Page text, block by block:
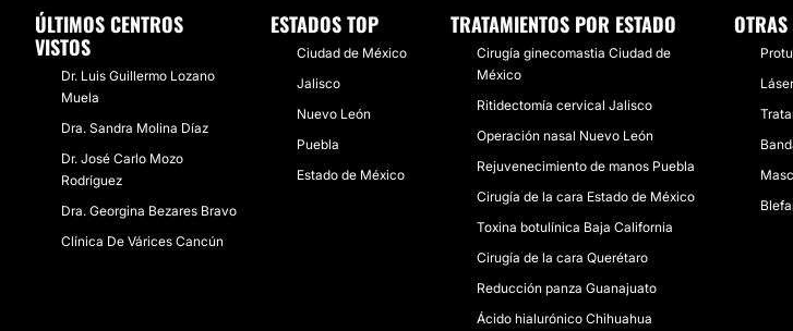
ÚLTIMOS CENTROS
VISTOS
Dr. Luis Guillermo Lozano
Muela
Dra. Sandra Molina Díaz
Dr. José Carlo Mozo
Rodríguez
Dra. Georgina Bezares Bravo
Clínica De Várices Cancún
ESTADOS TOP
Ciudad de México
Jalisco
Nuevo León
Puebla
Estado de México
TRATAMIENTOS POR ESTADO
Cirugía ginecomastia Ciudad de
México
Ritidectomía cervical Jalisco
Operación nasal Nuevo León
Rejuvenecimiento de manos Puebla
Cirugía de la cara Estado de México
Toxina botulínica Baja California
Cirugía de la cara Querétaro
Reducción panza Guanajuato
Ácido hialurónico Chihuahua